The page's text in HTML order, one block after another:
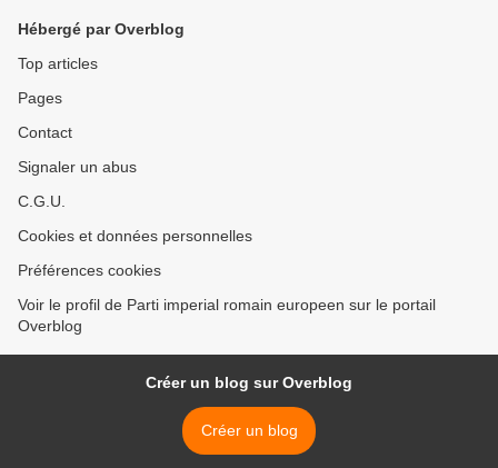
Autodétermination
Hébergé par Overblog
Top articles
Pages
Contact
Signaler un abus
C.G.U.
Cookies et données personnelles
Préférences cookies
Voir le profil de Parti imperial romain europeen sur le portail
Overblog
Créer un blog sur Overblog
Créer un blog